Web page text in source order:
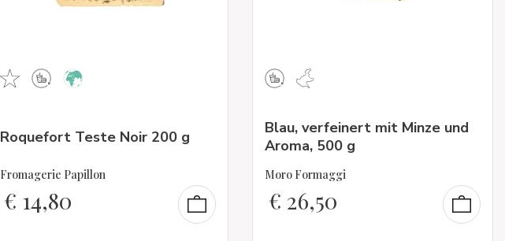
Roquefort Teste Noir 200 g
Fromagerie Papillon
€ 14,80
Blau, verfeinert mit Minze und
Aroma, 500 g
Moro Formaggi
€ 26,50